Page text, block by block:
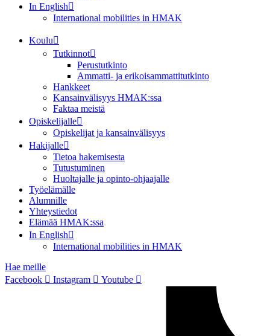
In English
International mobilities in HMAK
Koulu
Tutkinnot
Perustutkinto
Ammatti- ja erikoisammattitutkinto
Hankkeet
Kansainvälisyys HMAK:ssa
Faktaa meistä
Opiskelijalle
Opiskelijat ja kansainvälisyys
Hakijalle
Tietoa hakemisesta
Tutustuminen
Huoltajalle ja opinto-ohjaajalle
Työelämälle
Alumnille
Yhteystiedot
Elämää HMAK:ssa
In English
International mobilities in HMAK
Hae meille
Facebook
Instagram Youtube